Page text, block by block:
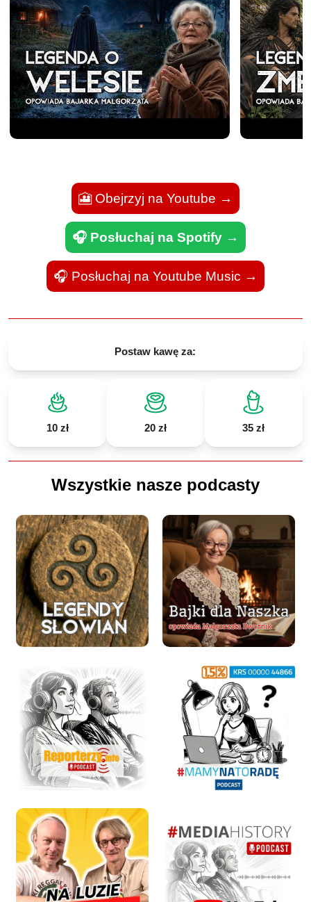
🎦 Obejrzyj na Youtube →
🎧 Posłuchaj na Spotify →
🎧 Posłuchaj na Youtube Music →
Postaw kawę za:
10 zł 20 zł 35 zł
Wszystkie nasze podcasty